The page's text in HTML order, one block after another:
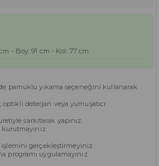
- Boy: 91 cm - Kol: 77 cm
pamuklu yıkama seçeneğini kullanarak
optikli deterjan veya yumuşatıcı
sarkıtarak yapınız.
gerçekleştirmeyiniz.
programı uygulamayınız.